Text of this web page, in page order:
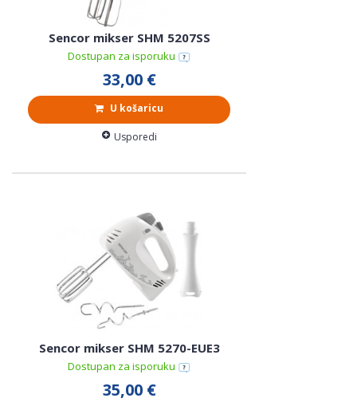
Sencor mikser SHM 5207SS
Dostupan za isporuku
33,00 €
U košaricu
Usporedi
Sencor mikser SHM 5270-EUE3
Dostupan za isporuku
35,00 €